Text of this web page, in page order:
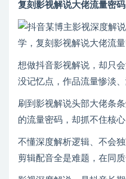
复刻影视解说大佬流量密码
想做抖音影视解说，却只
没记忆点，作品流量惨淡
刷到影视解说头部大佬条
的流量密码，却抓不住核
不懂深度解析逻辑、不会
剪辑配音全是难题，在同